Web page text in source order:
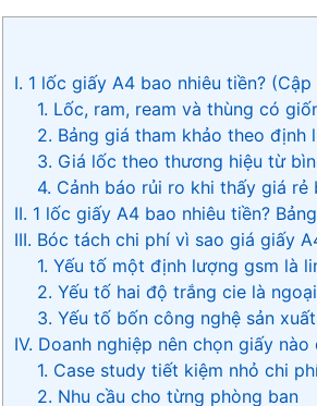
I. 1 lốc giấy A4 bao nhiêu tiền?
1. Lốc, ram, ream và thùng có
2. Bảng giá tham khảo theo định
3. Giá lốc theo thương hiệu từ
4. Cảnh báo rủi ro khi thấy giá rẻ
II. 1 lốc giấy A4 bao nhiêu tiền?
III. Bóc tách chi phí vì sao giá giấy
1. Yếu tố một định lượng gsm là
2. Yếu tố hai độ trắng cie là
3. Yếu tố bốn công nghệ sản
IV. Doanh nghiệp nên chọn giấy
1. Case study tiết kiệm nhỏ chi
2. Nhu cầu cho từng phòng ban